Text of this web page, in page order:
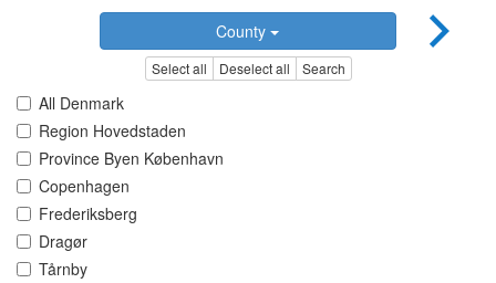
County
Select all Deselect all Search
All Denmark
Region Hovedstaden
Province Byen København
Copenhagen
Frederiksberg
Dragør
Tårnby